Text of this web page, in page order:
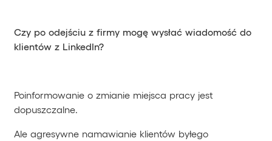
Czy po odejściu z firmy mogę wysłać wiadomość do
klientów z LinkedIn?
Poinformowanie o zmianie miejsca pracy jest
dopuszczalne.
Ale agresywne namawianie klientów byłego